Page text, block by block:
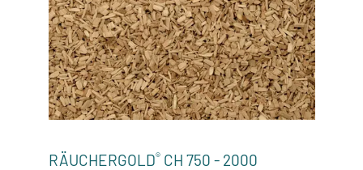
RÄUCHERGOLD®CH 750 - 2000